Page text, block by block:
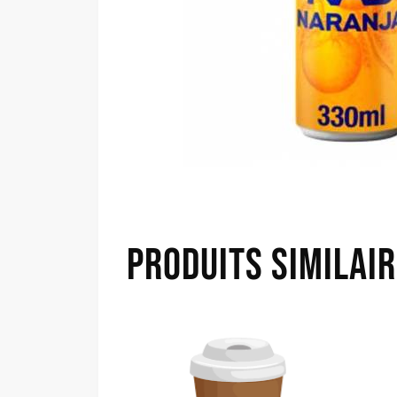
PRODUITS